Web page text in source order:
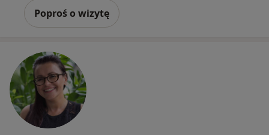
Poproś o wizytę